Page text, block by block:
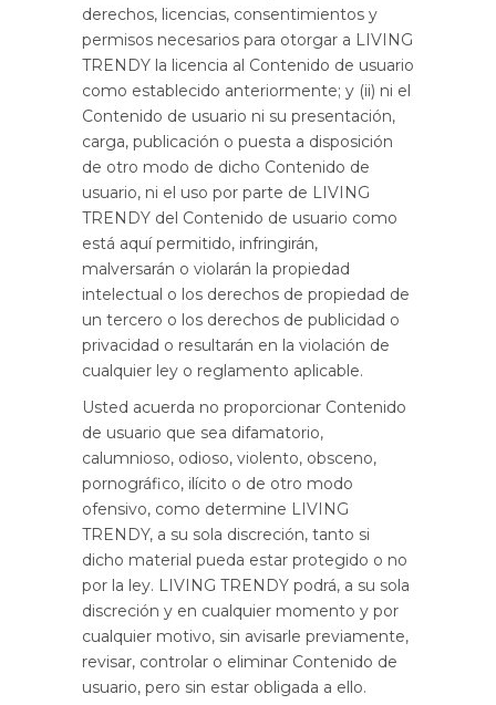
derechos, licencias, consentimientos y
permisos necesarios para otorgar a LIVING
TRENDY la licencia al Contenido de usuario
como establecido anteriormente; y (ii) ni el
Contenido de usuario ni su presentación,
carga, publicación o puesta a disposición
de otro modo de dicho Contenido de
usuario, ni el uso por parte de LIVING
TRENDY del Contenido de usuario como
está aquí permitido, infringirán,
malversarán o violarán la propiedad
intelectual o los derechos de propiedad de
un tercero o los derechos de publicidad o
privacidad o resultarán en la violación de
cualquier ley o reglamento aplicable.
Usted acuerda no proporcionar Contenido
de usuario que sea difamatorio,
calumnioso, odioso, violento, obsceno,
pornográfico, ilícito o de otro modo
ofensivo, como determine LIVING
TRENDY, a su sola discreción, tanto si
dicho material pueda estar protegido o no
por la ley. LIVING TRENDY podrá, a su sola
discreción y en cualquier momento y por
cualquier motivo, sin avisarle previamente,
revisar, controlar o eliminar Contenido de
usuario, pero sin estar obligada a ello.